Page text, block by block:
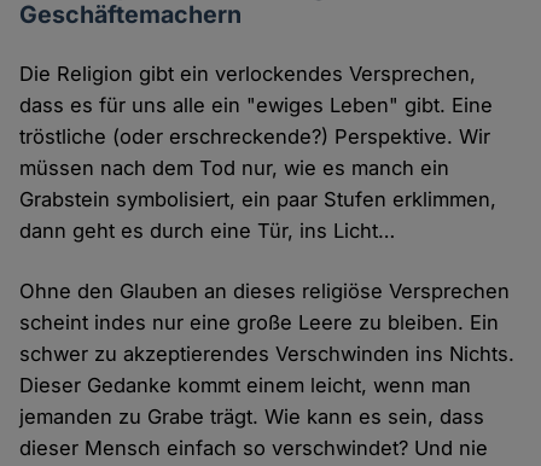
Geschäftemachern
Die Religion gibt ein verlockendes Versprechen,
dass es für uns alle ein "ewiges Leben" gibt. Eine
tröstliche (oder erschreckende?) Perspektive. Wir
müssen nach dem Tod nur, wie es manch ein
Grabstein symbolisiert, ein paar Stufen erklimmen,
dann geht es durch eine Tür, ins Licht…
Ohne den Glauben an dieses religiöse Versprechen
scheint indes nur eine große Leere zu bleiben. Ein
schwer zu akzeptierendes Verschwinden ins Nichts.
Dieser Gedanke kommt einem leicht, wenn man
jemanden zu Grabe trägt. Wie kann es sein, dass
dieser Mensch einfach so verschwindet? Und nie